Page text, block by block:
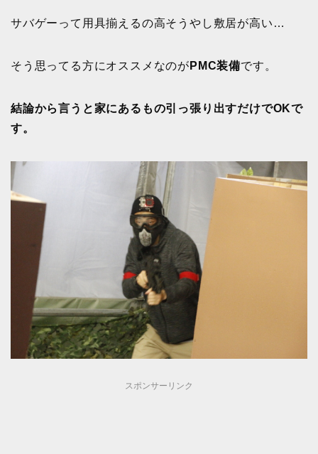
サバゲーって用具揃えるの高そうやし敷居が高い…
そう思ってる方にオススメなのが PMC装備です。
結論から言うと家にあるもの引っ張り出すだけでOKで
す。
スポンサーリンク